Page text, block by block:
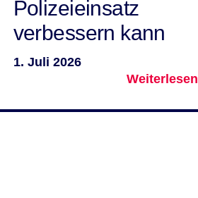
Polizeieinsatz
verbessern kann
1. Juli 2026
Weiterlesen